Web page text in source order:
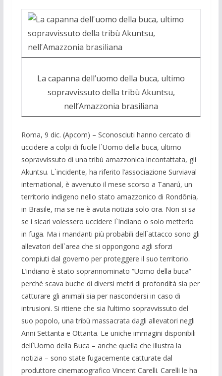
La capanna dell’uomo della buca, ultimo
sopravvissuto della tribù Akuntsu,
nell’Amazzonia brasiliana
Roma, 9 dic. (Apcom) – Sconosciuti hanno cercato di
uccidere a colpi di fucile l`Uomo della buca, ultimo
sopravvissuto di una tribù amazzonica incontattata, gli
Akuntsu. L`incidente, ha riferito l’associazione Surviaval
international, è avvenuto il mese scorso a Tanarú, un
territorio indigeno nello stato amazzonico di Rondônia,
in Brasile, ma se ne è avuta notizia solo ora. Non si sa
se i sicari volessero uccidere l`Indiano o solo metterlo
in fuga. Ma i mandanti più probabili dell`attacco sono gli
allevatori dell`area che si oppongono agli sforzi
compiuti dal governo per proteggere il suo territorio.
L’indiano è stato soprannominato “Uomo della buca”
perché scava buche di diversi metri di profondità sia per
catturare gli animali sia per nascondersi in caso di
intrusioni. Si ritiene che sia l’ultimo sopravvissuto del
suo popolo, una tribù massacrata dagli allevatori negli
Anni Settanta e Ottanta. Le uniche immagini disponibili
dell`Uomo della Buca – anche quella che illustra la
notizia – sono state fugacemente catturate dal
produttore cinematografico Vincent Carelli. Carelli le ha